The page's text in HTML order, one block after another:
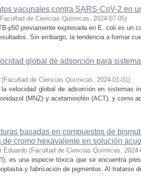
vacunales contra SARS-CoV-2 en
Facultad de Ciencias Químicas, 2024-07-05)
p50 previamente expresada en E. coli es un
Sin embargo, la tendencia a formar
global de adsorción para
(Facultad de Ciencias Químicas, 2024-01-01)
velocidad global de adsorción en sistemas
(MNZ) y acetaminofén (ACT); y como
basadas en compuestos de
de cromo hexavalente en solución
Eduardo (Facultad de Ciencias Químicas,
es una especie tóxica que se encuentra
y fabricación de pigmentos. Al tratarse